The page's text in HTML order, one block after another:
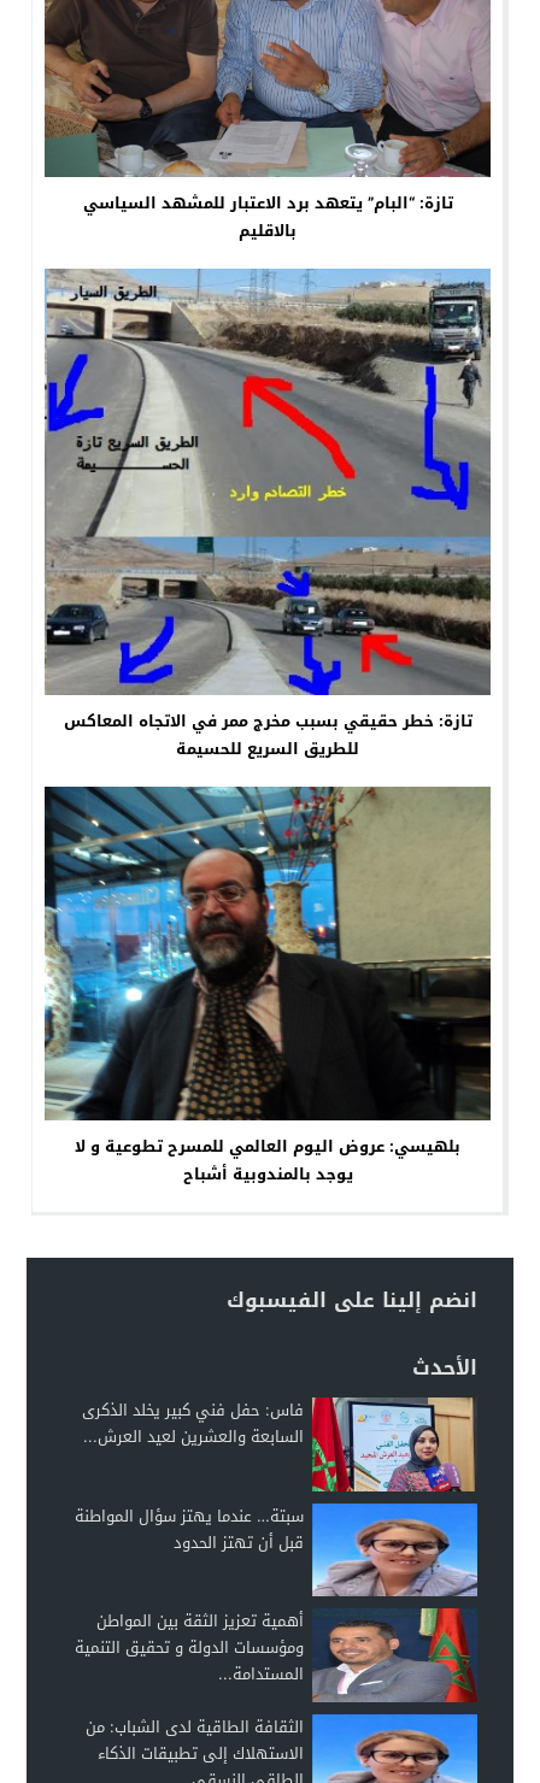
تازة: “البام” يتعهد برد الاعتبار للمشهد السياسي
بالاقليم
تازة: خطر حقيقي بسبب مخرج ممر في الاتجاه المعاكس
للطريق السريع للحسيمة
بلهيسي: عروض اليوم العالمي للمسرح تطوعية و لا
يوجد بالمندوبية أشباح
انضم إلينا على الفيسبوك
الأحدث
فاس: حفل فني كبير يخلد الذكرى
السابعة والعشرين لعيد العرش...
سبتة… عندما يهتز سؤال المواطنة
قبل أن تهتز الحدود
أهمية تعزيز الثقة بين المواطن
ومؤسسات الدولة و تحقيق التنمية
المستدامة...
الثقافة الطاقية لدى الشباب: من
الاستهلاك إلى تطبيقات الذكاء